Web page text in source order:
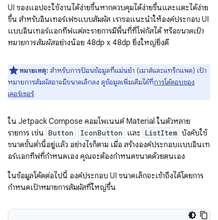
UI ของแอปจะใช้งานได้ง่ายขึ้นหากควบคุมได้ง่ายขึ้นและแตะได้ง่าย
ขึ้น สำหรับอินเทอร์เฟซแบบสัมผัส เราขอแนะนำให้องค์ประกอบ UI
แบบอินเทอร์แอกทีฟแต่ละรายการมีพื้นที่ที่โฟกัสได้ หรือขนาดเป้า
หมายการสัมผัสอย่างน้อย 48dp x 48dp ยิ่งใหญ่ยิ่งดี
หมายเหตุ: สำหรับการป้อนข้อมูลที่แม่นยำ (เมาส์และแทร็กแพด) เป้า
หมายการสัมผัสอาจมีขนาดเล็กลง ดูข้อมูลเพิ่มเติมได้ที่การโต้ตอบของ
เคอร์เซอร์
ใน Jetpack Compose คอมโพเนนต์ Material ในตัวหลาย
รายการ เช่น Button IconButton และ ListItem บังคับใช้
ขนาดขั้นต่ำนี้อยู่แล้ว อย่างไรก็ตาม เมื่อ สร้างองค์ประกอบแบบอินเท
อร์แอกทีฟที่กำหนดเอง คุณจะต้องกำหนดขนาดด้วยตนเอง
ในข้อมูลโค้ดต่อไปนี้ องค์ประกอบ UI ขนาดเล็กจะเข้าถึงได้โดยการ
กำหนดเป้าหมายการสัมผัสที่ใหญ่ขึ้น